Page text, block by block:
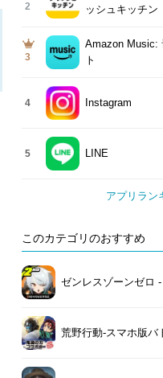
2
ッシュキッチン
3
Amazon Music:
ト
4 Instagram
5 LINE
アプリラン
このカテゴリのおすすめ
ゼンレスゾーンゼロ
荒野行動-スマホ版バ